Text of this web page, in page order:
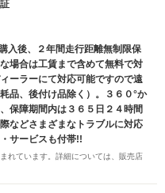
後、２年間走行距離無制限保
場合は工賃まで含めて無料で対
ーラーにて対応可能ですので遠
品、後付け品除く）。３６０°か
保障期間内は３６５日２４時間
などさまざまなトラブルに対応
サービスも付帯!!
れています。詳細については、販売店